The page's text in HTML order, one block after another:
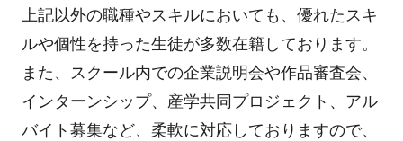
上記以外の職種やスキルにおいても、優れたスキ
ルや個性を持った生徒が多数在籍しております。
また、スクール内での企業説明会や作品審査会、
インターンシップ、産学共同プロジェクト、アル
バイト募集など、柔軟に対応しておりますので、